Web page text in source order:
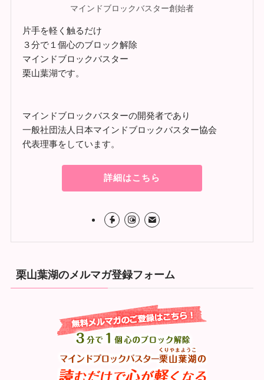
マインドブロックバスター創始者
片手を軽く触るだけ
３分で１個心のブロック解除
マインドブロックバスター
栗山葉湖です。
マインドブロックバスターの開発者であり
一般社団法人日本マインドブロックバスター協会
代表理事をしています。
詳細はこちら
栗山葉湖のメルマガ登録フォーム